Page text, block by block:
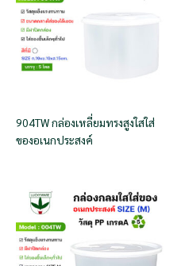
904TW กล่องเหลี่ยมทรงสูงใสใส่
ของอเนกประสงค์